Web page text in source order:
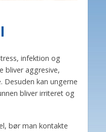
infektion og
bliver aggresive,
Desuden kan ungerne
bliver irriteret og
bør man kontakte